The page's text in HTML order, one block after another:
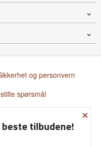
og personvern
spørsmål
×
beste tilbudene!